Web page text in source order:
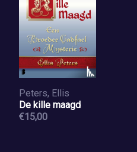
Peters, Ellis
De kille maagd
€15,00